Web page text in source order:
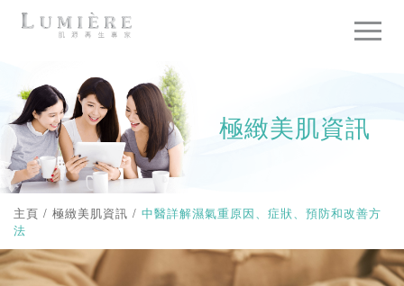
極緻美肌資訊
主頁 / 極緻美肌資訊 / 中醫詳解濕氣重原因、症狀、預防和改善方
法